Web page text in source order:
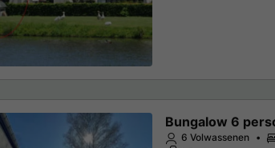
Bungalow 6
6 Volwassenen